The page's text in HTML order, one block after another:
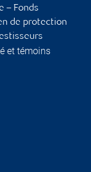
– Fonds
de protection
et témoins